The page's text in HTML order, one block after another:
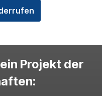
Projekt der